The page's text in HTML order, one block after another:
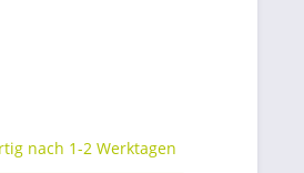
nach 1-2 Werktagen